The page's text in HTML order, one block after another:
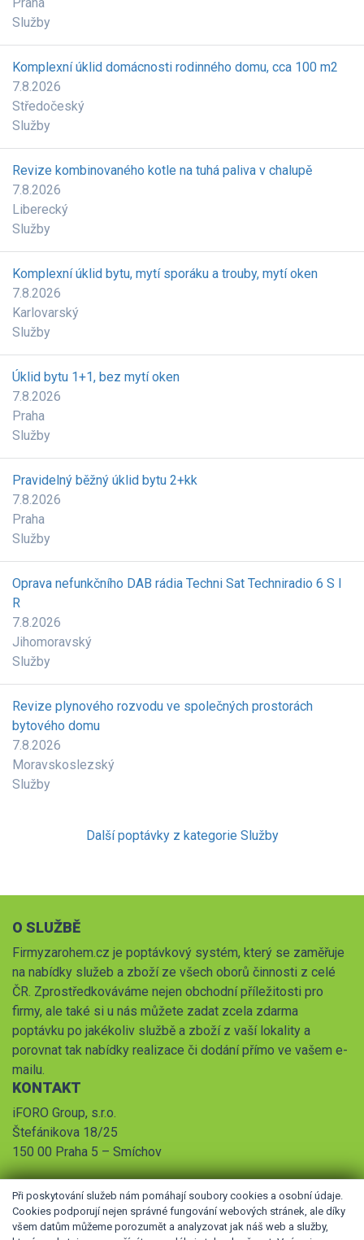
Služby
Komplexní úklid domácnosti rodinného domu, cca 100 m2
7.8.2026
Středočeský
Služby
Revize kombinovaného kotle na tuhá paliva v chalupě
7.8.2026
Liberecký
Služby
Komplexní úklid bytu, mytí sporáku a trouby, mytí oken
7.8.2026
Karlovarský
Služby
Úklid bytu 1+1, bez mytí oken
7.8.2026
Praha
Služby
Pravidelný běžný úklid bytu 2+kk
7.8.2026
Praha
Služby
Oprava nefunkčního DAB rádia Techni Sat Techniradio 6 S I
R
7.8.2026
Jihomoravský
Služby
Revize plynového rozvodu ve společných prostorách
bytového domu
7.8.2026
Moravskoslezský
Služby
Další poptávky z kategorie Služby
O SLUŽBĚ
Firmyzarohem.cz je poptávkový systém, který se zaměřuje
na nabídky služeb a zboží ze všech oborů činnosti z celé
ČR. Zprostředkováváme nejen obchodní příležitosti pro
firmy, ale také si u nás můžete zadat zcela zdarma
poptávku po jakékoliv službě a zboží z vaší lokality a
porovnat tak nabídky realizace či dodání přímo ve vašem e-
mailu.
KONTAKT
iFORO Group, s.r.o.
Štefánikova 18/25
150 00 Praha 5 – Smíchov
Při poskytování služeb nám pomáhají soubory cookies a osobní údaje.
Cookies podporují nejen správné fungování webových stránek, ale díky
všem datům můžeme porozumět a analyzovat jak náš web a služby,